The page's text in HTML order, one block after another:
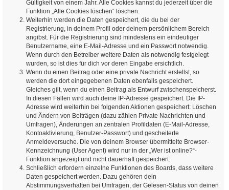
Gültigkeit von einem Jahr. Alle Cookies kannst du jederzeit über die
Funktion „Alle Cookies löschen“ löschen.
Weiterhin werden die Daten gespeichert, die du bei der
Registrierung, in deinem Profil oder deinem persönlichem Bereich
angibst. Für die Registrierung sind mindestens ein eindeutiger
Benutzername, eine E-Mail-Adresse und ein Passwort notwendig.
Wenn durch den Betreiber weitere Daten als notwendig festgelegt
wurden, so ist dies für dich vor deren Eingabe ersichtlich.
Wenn du einen Beitrag oder eine private Nachricht erstellst, so
werden die dort eingegebenen Daten ebenfalls gespeichert.
Gleiches gilt, wenn du einen Beitrag als Entwurf zwischenspeicherst.
In diesen Fällen wird auch deine IP-Adresse gespeichert. Die IP-
Adresse wird weiterhin bei folgenden Aktionen gespeichert: Löschen
und Ändern von Beiträgen (dazu zählen Private Nachrichten und
Umfragen), Änderungen an zentralen Profildaten (E-Mail-Adresse,
Kontoaktivierung, Benutzer-Passwort) und gescheiterte
Anmeldeversuche. Die von deinem Browser übermittelte Browser-
Kennzeichnung (User Agent) wird nur in der „Wer ist online?“-
Funktion angezeigt und nicht dauerhaft gespeichert.
Schließlich erfordern einzelne Funktionen des Boards, dass weitere
Daten gespeichert werden. Dazu gehören dein
Abstimmungsverhalten bei Umfragen, der Gelesen-Status von deinen